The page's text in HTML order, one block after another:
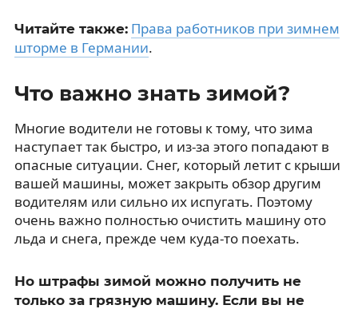
Читайте также: Права работников при зимнем
шторме в Германии.
Что важно знать зимой?
Многие водители не готовы к тому, что зима
наступает так быстро, и из-за этого попадают в
опасные ситуации. Снег, который летит с крыши
вашей машины, может закрыть обзор другим
водителям или сильно их испугать. Поэтому
очень важно полностью очистить машину ото
льда и снега, прежде чем куда-то поехать.
Но штрафы зимой можно получить не
только за грязную машину. Если вы не